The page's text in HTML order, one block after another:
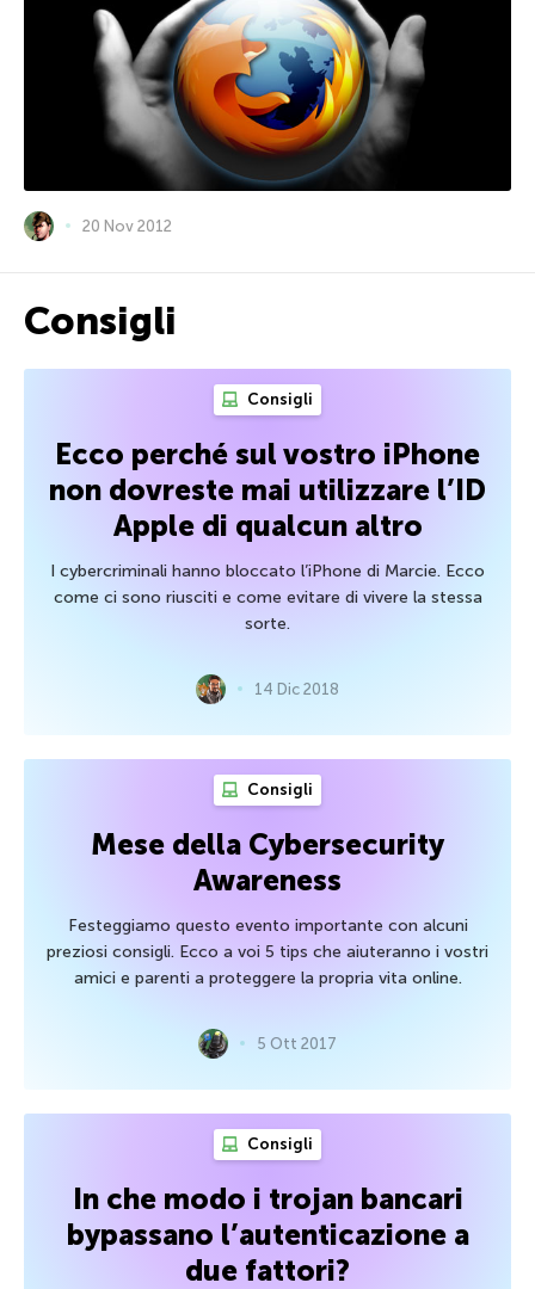
20 Nov 2012
Consigli
Consigli
Ecco perché sul vostro iPhone
non dovreste mai utilizzare l’ID
Apple di qualcun altro
I cybercriminali hanno bloccato l’iPhone di Marcie. Ecco
come ci sono riusciti e come evitare di vivere la stessa
sorte.
14 Dic 2018
Consigli
Mese della Cybersecurity
Awareness
Festeggiamo questo evento importante con alcuni
preziosi consigli. Ecco a voi 5 tips che aiuteranno i vostri
amici e parenti a proteggere la propria vita online.
5 Ott 2017
Consigli
In che modo i trojan bancari
bypassano l’autenticazione a
due fattori?